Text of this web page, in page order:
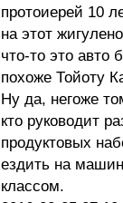
протоиерей 10
на этот
что-то это авто
похоже Тойоту
Ну да, негоже
кто руководит
продуктовых
ездить на
классом.